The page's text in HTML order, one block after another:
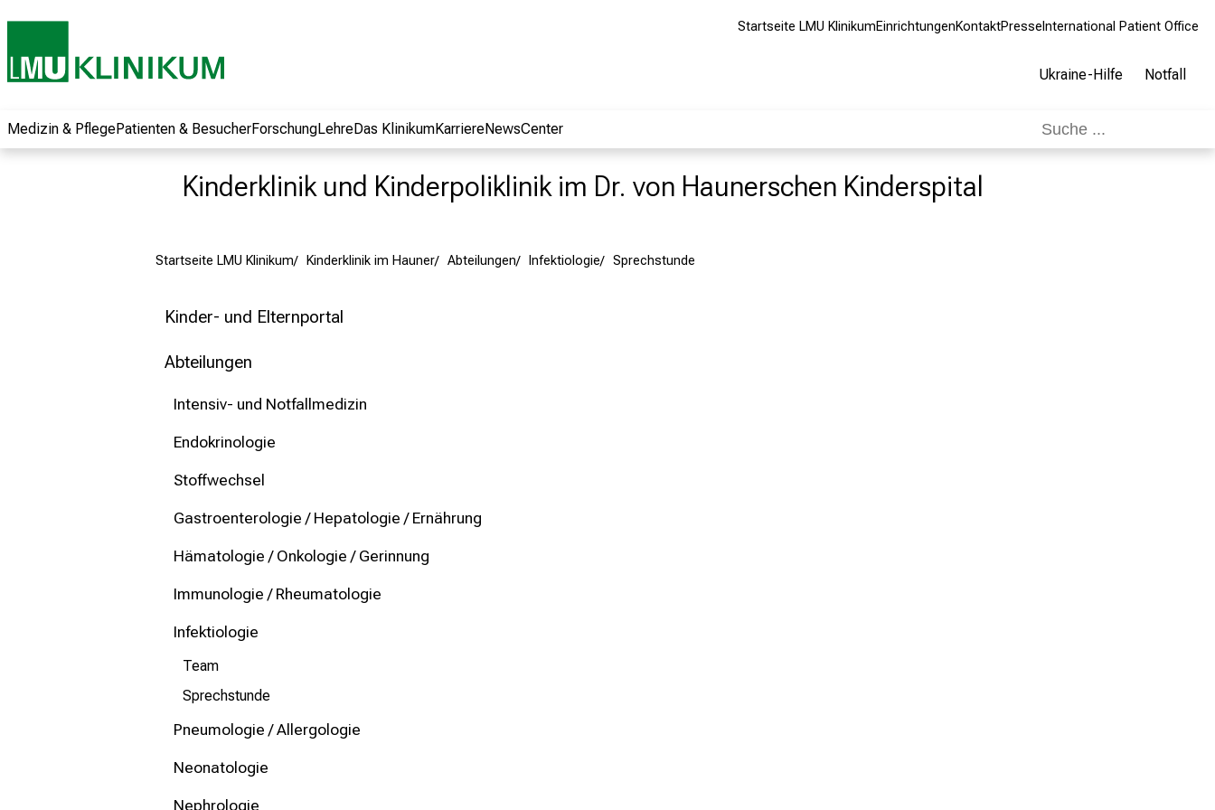
Startseite LMU KlinikumEinrichtungenKontaktPresse International Patient Office
Ukraine-Hilfe Notfall
Medizin & PflegePatienten & BesucherForschungLehreDas KlinikumKarriereNewsCenter
Kinderklinik und Kinderpoliklinik im Dr. von Haunerschen Kinderspital
Startseite LMU Klinikum Kinderklinik im Hauner Abteilungen Infektiologie Sprechstunde
Kinder- und Elternportal
Abteilungen
Intensiv- und Notfallmedizin
Endokrinologie
Stoffwechsel
Gastroenterologie / Hepatologie / Ernährung
Hämatologie / Onkologie / Gerinnung
Immunologie / Rheumatologie
Infektiologie
Team
Sprechstunde
Pneumologie / Allergologie
Neonatologie
Nephrologie
Informationen zu
Jobs, Ausbildungen
Weiterbildungen.
Kommen Sie
begeistern – ganz
ohne Anmeldung.
mehr Informationen